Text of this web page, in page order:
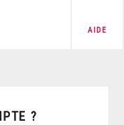
AIDE
?